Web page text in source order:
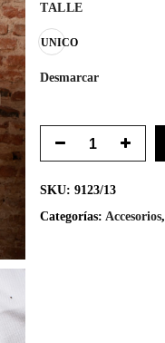
TALLE
UNICO
Desmarcar
SKU: 9123/13
Categorías: Accesorios,